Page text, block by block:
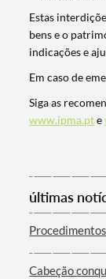
Termo de
Estas
bens e o
indicações e
Em caso de
Siga as
www.ipma.pte
últimas
Cabeção